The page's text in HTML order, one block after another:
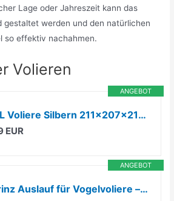
Lage oder Jahreszeit kann das
gestaltet werden und den natürlichen
so effektiv nachahmen.
Volieren
ANGEBOT
vidaXL Voliere Silbern 211x207x212 cm Stahl
EUR
ANGEBOT
zooprinz Auslauf für Vogelvoliere – erweiterbar, Vollholz & Draht